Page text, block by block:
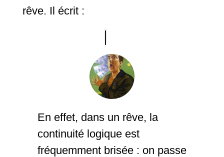
rêve. Il écrit :
En effet, dans un rêve, la
continuité logique est
fréquemment brisée : on passe